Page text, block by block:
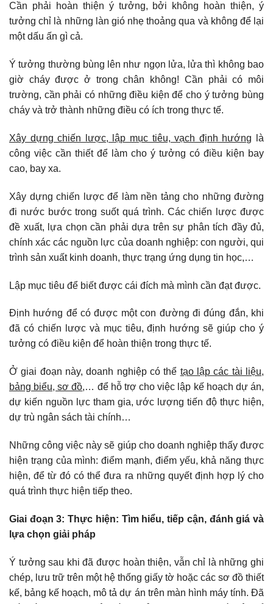
Cần phải hoàn thiện ý tưởng, bởi không hoàn thiện, ý
tưởng chỉ là những làn gió nhẹ thoảng qua và không để lại
một dấu ấn gì cả.
Ý tưởng thường bùng lên như ngọn lửa, lửa thì không bao
giờ cháy được ở trong chân không! Cần phải có môi
trường, cần phải có những điều kiện để cho ý tưởng bùng
cháy và trở thành những điều có ích trong thực tế.
Xây dựng chiến lược, lập mục tiêu, vạch định hướng là
công việc cần thiết để làm cho ý tưởng có điều kiện bay
cao, bay xa.
Xây dựng chiến lược để làm nền tảng cho những đường
đi nước bước trong suốt quá trình. Các chiến lược được
đề xuất, lựa chọn cần phải dựa trên sự phân tích đầy đủ,
chính xác các nguồn lực của doanh nghiệp: con người, qui
trình sản xuất kinh doanh, thực trạng ứng dụng tin học,…
Lập mục tiêu để biết được cái đích mà mình cần đạt được.
Định hướng để có được một con đường đi đúng đắn, khi
đã có chiến lược và mục tiêu, định hướng sẽ giúp cho ý
tưởng có điều kiện để hoàn thiện trong thực tế.
Ở giai đoạn này, doanh nghiệp có thể tạo lập các tài liệu,
bảng biểu, sơ đồ,… để hỗ trợ cho việc lập kế hoạch dự án,
dự kiến nguồn lực tham gia, ước lượng tiến độ thực hiện,
dự trù ngân sách tài chính…
Những công việc này sẽ giúp cho doanh nghiệp thấy được
hiện trạng của mình: điểm mạnh, điểm yếu, khả năng thực
hiện, để từ đó có thể đưa ra những quyết định hợp lý cho
quá trình thực hiện tiếp theo.
Giai đoạn 3: Thực hiện: Tìm hiểu, tiếp cận, đánh giá và
lựa chọn giải pháp
Ý tưởng sau khi đã được hoàn thiện, vẫn chỉ là những ghi
chép, lưu trữ trên một hệ thống giấy tờ hoặc các sơ đồ thiết
kế, bảng kế hoạch, mô tả dự án trên màn hình máy tính. Đã